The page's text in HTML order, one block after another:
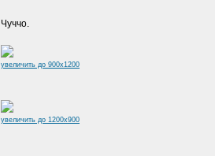
Чуччо.
увеличить до 900x1200
увеличить до 1200x900